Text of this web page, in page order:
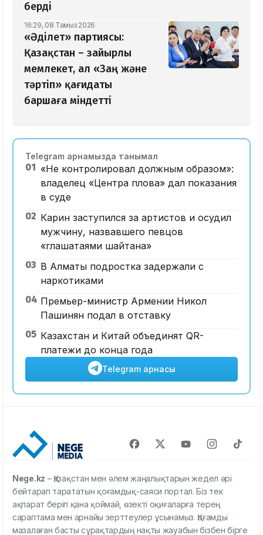
берді
16:29, 08 Тамыз 2026
«Әділет» партиясы:
Қазақстан – зайырлы
мемлекет, ал «Заң және
тәртіп» қағидаты
баршаға міндетті
Telegram арнамызда танымал
01 «Не контролировал должным образом»:
владелец «Центра плова» дал показания
в суде
02 Карин заступился за артистов и осудил
мужчину, назвавшего певцов
«глашатаями шайтана»
03 В Алматы подростка задержали с
наркотиками
04 Премьер-министр Армении Никол
Пашинян подал в отставку
05 Казахстан и Китай объединят QR-
платежи до конца года
Telegram арнасы
Nege.kz – Қазақстан мен әлем жаңалықтарын жедел әрі
бейтарап тарататын қоғамдық-саяси портал. Біз тек
ақпарат беріп қана қоймай, өзекті оқиғаларға терең
сараптама мен арнайы зерттеулер ұсынамыз. Қоғамды
мазалаған басты сұрақтардың нақты жауабын бізбен бірге